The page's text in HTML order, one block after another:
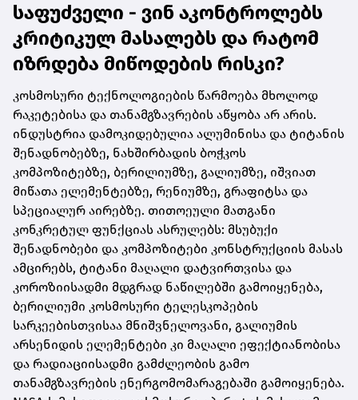
საფუძველი - ვინ აკონტროლებს
კრიტიკულ მასალებს და რატომ
იზრდება მიწოდების რისკი?
კოსმოსური ტექნოლოგიების წარმოება მხოლოდ
რაკეტებისა და თანამგზავრების აწყობა არ არის.
ინდუსტრია დამოკიდებულია ალუმინისა და ტიტანის
შენადნობებზე, ნახშირბადის ბოჭკოს
კომპოზიტებზე, ბერილიუმზე, გალიუმზე, იშვიათ
მიწათა ელემენტებზე, რენიუმზე, გრაფიტსა და
სპეციალურ აირებზე. თითოეული მათგანი
კონკრეტულ ფუნქციას ასრულებს: მსუბუქი
შენადნობები და კომპოზიტები კონსტრუქციის მასას
ამცირებს, ტიტანი მაღალი დატვირთვისა და
კოროზიისადმი მდგრად ნაწილებში გამოიყენება,
ბერილიუმი კოსმოსური ტელესკოპების
სარკეებისთვისაა მნიშვნელოვანი, გალიუმის
არსენიდის ელემენტები კი მაღალი ეფექტიანობისა
და რადიაციისადმი გამძლეობის გამო
თანამგზავრების ენერგომომარაგებაში გამოიყენება.